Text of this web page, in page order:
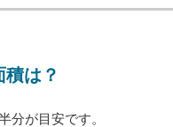
は？
分が目安です。